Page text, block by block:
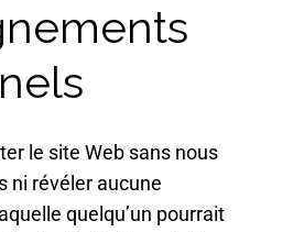
le site Web sans nous
ni révéler aucune
quelqu’un pourrait